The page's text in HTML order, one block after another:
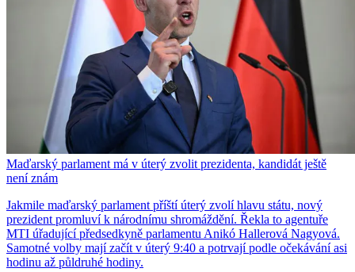
Maďarský parlament má v úterý zvolit prezidenta, kandidát ještě
není znám
Jakmile maďarský parlament příští úterý zvolí hlavu státu, nový
prezident promluví k národnímu shromáždění. Řekla to agentuře
MTI úřadující předsedkyně parlamentu Anikó Hallerová Nagyová.
Samotné volby mají začít v úterý 9:40 a potrvají podle očekávání asi
hodinu až půldruhé hodiny.